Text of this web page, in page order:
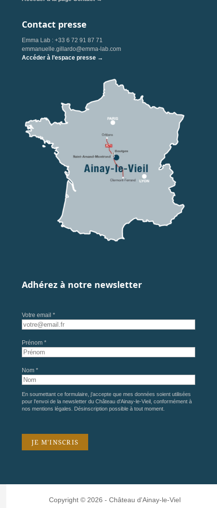
Contact presse
Emma Lab : +33 6 72 91 87 71
emmanuelle.gillardo@emma-lab.com
Accéder à l’espace presse →
Adhérez à notre newsletter
Votre email *
Prénom *
Nom *
En soumettant ce formulaire, j'accepte que mes données soient utilisées
pour l'envoi de la newsletter du Château d'Ainay-le-Vieil, conformément à
nos mentions légales . Désinscription possible à tout moment.
Copyright © 2026 - Château d'Ainay-le-Viel